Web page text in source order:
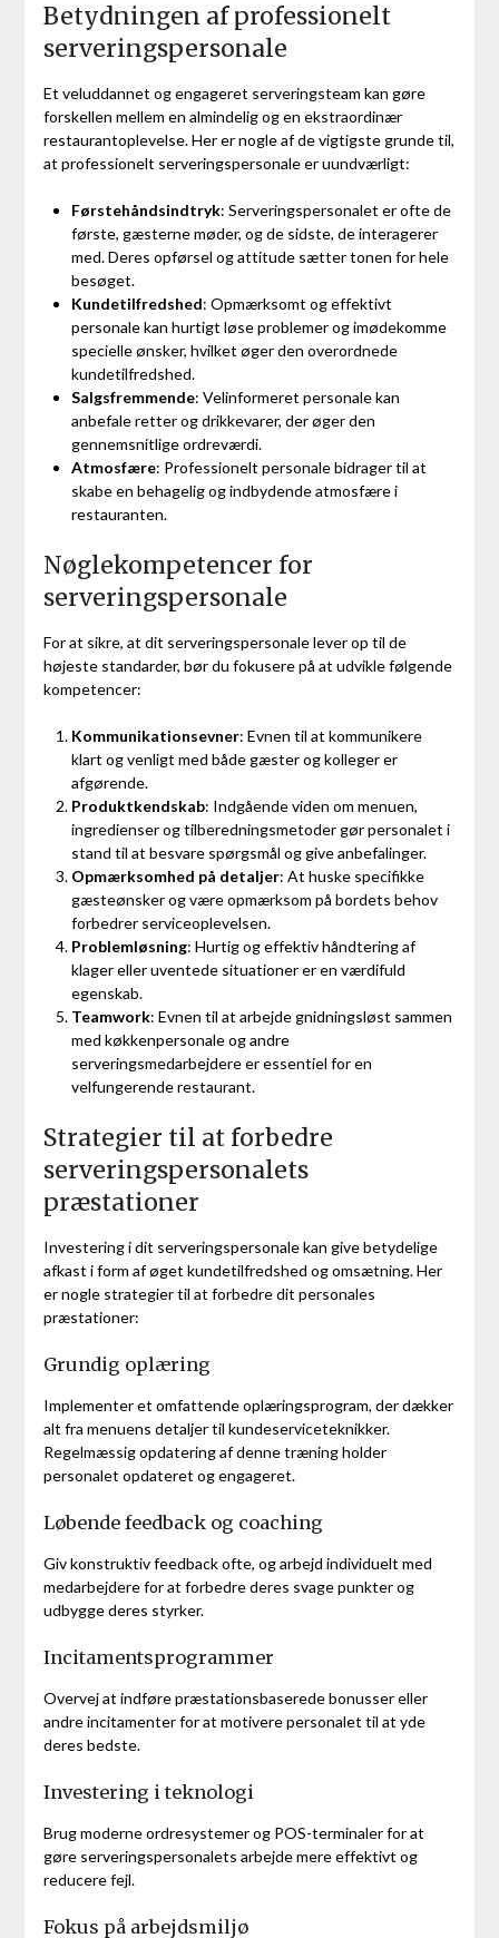
Betydningen af professionelt
serveringspersonale
Et veluddannet og engageret serveringsteam kan gøre
forskellen mellem en almindelig og en ekstraordinær
restaurantoplevelse. Her er nogle af de vigtigste grunde til,
at professionelt serveringspersonale er uundværligt:
Førstehåndsindtryk: Serveringspersonalet er ofte de
første, gæsterne møder, og de sidste, de interagerer
med. Deres opførsel og attitude sætter tonen for hele
besøget.
Kundetilfredshed: Opmærksomt og effektivt
personale kan hurtigt løse problemer og imødekomme
specielle ønsker, hvilket øger den overordnede
kundetilfredshed.
Salgsfremmende: Velinformeret personale kan
anbefale retter og drikkevarer, der øger den
gennemsnitlige ordreværdi.
Atmosfære: Professionelt personale bidrager til at
skabe en behagelig og indbydende atmosfære i
restauranten.
Nøglekompetencer for
serveringspersonale
For at sikre, at dit serveringspersonale lever op til de
højeste standarder, bør du fokusere på at udvikle følgende
kompetencer:
Kommunikationsevner: Evnen til at kommunikere
klart og venligt med både gæster og kolleger er
afgørende.
Produktkendskab: Indgående viden om menuen,
ingredienser og tilberedningsmetoder gør personalet i
stand til at besvare spørgsmål og give anbefalinger.
Opmærksomhed på detaljer: At huske specifikke
gæsteønsker og være opmærksom på bordets behov
forbedrer serviceoplevelsen.
Problemløsning: Hurtig og effektiv håndtering af
klager eller uventede situationer er en værdifuld
egenskab.
Teamwork: Evnen til at arbejde gnidningsløst sammen
med køkkenpersonale og andre
serveringsmedarbejdere er essentiel for en
velfungerende restaurant.
Strategier til at forbedre
serveringspersonalets
præstationer
Investering i dit serveringspersonale kan give betydelige
afkast i form af øget kundetilfredshed og omsætning. Her
er nogle strategier til at forbedre dit personales
præstationer:
Grundig oplæring
Implementer et omfattende oplæringsprogram, der dækker
alt fra menuens detaljer til kundeserviceteknikker.
Regelmæssig opdatering af denne træning holder
personalet opdateret og engageret.
Løbende feedback og coaching
Giv konstruktiv feedback ofte, og arbejd individuelt med
medarbejdere for at forbedre deres svage punkter og
udbygge deres styrker.
Incitamentsprogrammer
Overvej at indføre præstationsbaserede bonusser eller
andre incitamenter for at motivere personalet til at yde
deres bedste.
Investering i teknologi
Brug moderne ordresystemer og POS-terminaler for at
gøre serveringspersonalets arbejde mere effektivt og
reducere fejl.
Fokus på arbejdsmiljø